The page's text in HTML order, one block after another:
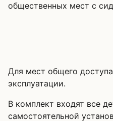
общественных мест с
Для мест общего
эксплуатации.
В комплект входят все
самостоятельной